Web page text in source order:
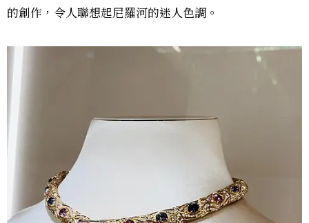
的創作，令人聯想起尼羅河的迷人色調。